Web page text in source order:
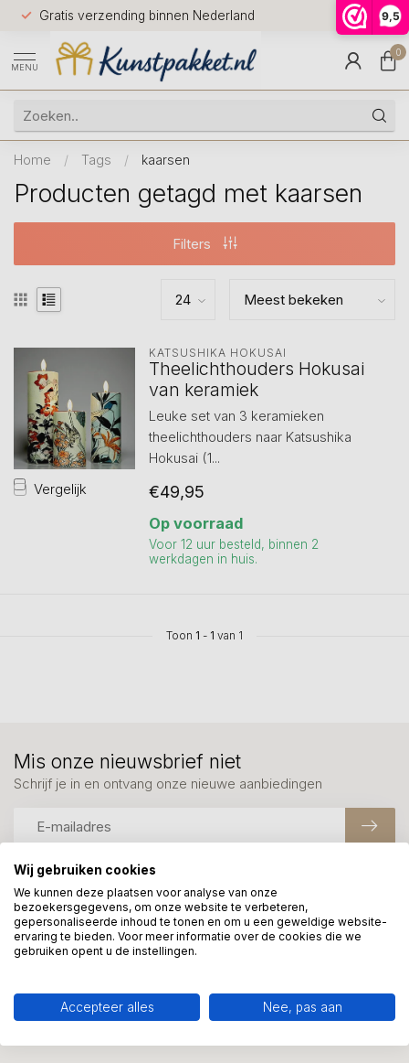
9,5
Gratis verzending binnen Nederland
Voor
huis
9.5
MENU
0
Home / Tags / kaarsen
Producten getagd met kaarsen
Filters
Vergelijk
KATSUSHIKA HOKUSAI
Theelichthouders Hokusai
van keramiek
Leuke set van 3 keramieken
theelichthouders naar Katsushika
Hokusai (1...
€49,95
Op voorraad
Voor 12 uur besteld, binnen 2
werkdagen in huis.
Toon 1 - 1 van 1
Meer informatie?
We helpen graag met uw keuze of geven advies, bel of app
ons 7 dagen per week: 06-23643267
Mis onze nieuwsbrief niet
Schrijf je in en ontvang onze nieuwe aanbiedingen
Wij gebruiken cookies
We kunnen deze plaatsen voor analyse van onze
bezoekersgegevens, om onze website te verbeteren,
gepersonaliseerde inhoud te tonen en om u een geweldige website-
ervaring te bieden. Voor meer informatie over de cookies die we
gebruiken opent u de instellingen.
Accepteer alles Nee, pas aan